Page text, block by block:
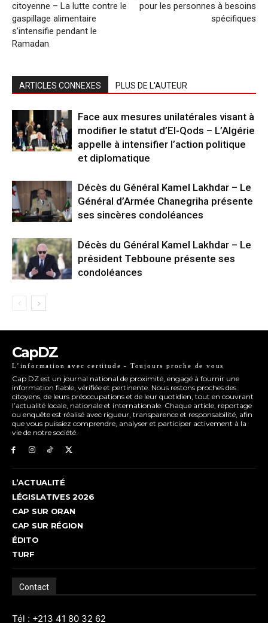
citoyenne – La lutte contre le
gaspillage alimentaire
s’intensifie pendant le
Ramadan
pour les personnes à besoins
spécifiques
ARTICLES CONNEXES PLUS DE L'AUTEUR
Face aux mesures unilatérales visant à
modifier le statut d’El-Qods – L’Algérie
appelle à intensifier l’action politique
et diplomatique
Décès du Général Kamel Lakhdar – Le
Général d’Armée Chanegriha présente
ses sincères condoléances
Décès du Général Kamel Lakhdar – Le
président Tebboune présente ses
condoléances
CapDZ
L’information avec certitude - Toujours proche de vous
Cap DZ est un journal national de proximité, engagé à fournir une
information fiable, vérifiée et pertinente. Nous restons proches des
citoyens, de leurs préoccupations et de leur quotidien, tout en couvrant
l’actualité locale, nationale et internationale. Chaque article, reportage
ou enquête est réalisé avec rigueur, transparence et responsabilité, afin
que vous puissiez comprendre, analyser et participer activement à la
vie de notre société.
L’ACTUALITÉ
LÉGISLATIVES 2026
CAP SUR ORAN
CAP SUR RÉGION
ÉDITO
TURF
Contact
Tél : +213 41 80 32 62